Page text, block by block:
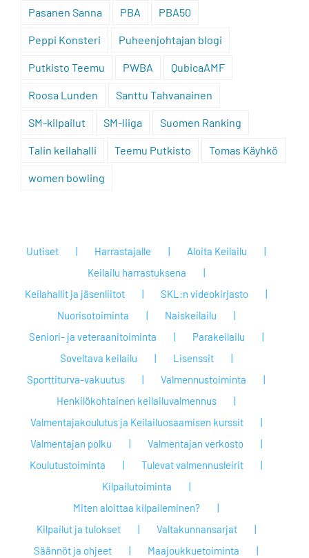
Pasanen Sanna PBA PBA50
Peppi Konsteri Puheenjohtajan blogi
Putkisto Teemu PWBA QubicaAMF
Roosa Lunden Santtu Tahvanainen
SM-kilpailut SM-liiga Suomen Ranking
Talin keilahalli Teemu Putkisto Tomas Käyhkö
women bowling
Uutiset Harrastajalle
Aloita Keilailu
Keilailu harrastuksena
Keilahallit ja jäsenliitot
SKL:n videokirjasto
Nuorisotoiminta
Naiskeilailu
Seniori- ja veteraanitoiminta
Parakeilailu
Soveltava keilailu
Lisenssit
Sporttiturva-vakuutus
Valmennustoiminta
Henkilökohtainen keilailuvalmennus
Valmentajakoulutus ja Keilailuosaamisen kurssit
Valmentajan polku
Valmentajan verkosto
Koulutustoiminta
Tulevat valmennusleirit
Kilpailutoiminta
Miten aloittaa kilpaileminen?
Kilpailut ja tulokset
Valtakunnansarjat
Säännöt ja ohjeet
Maajoukkuetoiminta